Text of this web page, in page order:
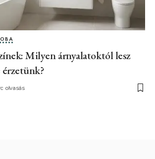
Milyen árnyalatoktól lesz
érzetünk?
olvasás